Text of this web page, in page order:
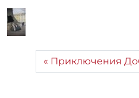
:
r
Приключения